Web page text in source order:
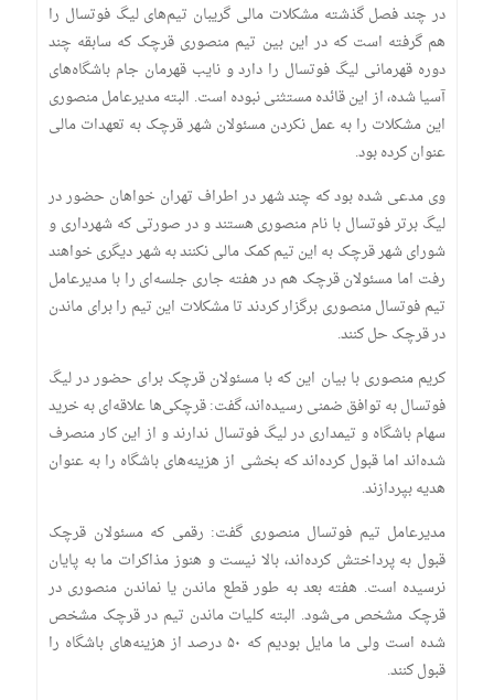
در چند فصل گذشته مشکلات مالی گریبان تیم‌های لیگ فوتسال را
هم گرفته است که در این بین تیم منصوری قرچک که سابقه چند
دوره قهرمانی لیگ فوتسال را دارد و نایب قهرمان جام باشگاه‌های
آسیا شده، از این قائده مستثنی نبوده است. البته مدیرعامل منصوری
این مشکلات را به عمل نکردن مسئولان شهر قرچک به تعهدات مالی
عنوان کرده بود.
وی مدعی شده بود که چند شهر در اطراف تهران خواهان حضور در
لیگ برتر فوتسال با نام منصوری هستند و در صورتی که شهرداری و
شورای شهر قرچک به این تیم کمک مالی نکنند به شهر دیگری خواهند
رفت اما مسئولان قرچک هم در هفته جاری جلسه‌ای را با مدیرعامل
تیم فوتسال منصوری برگزار کردند تا مشکلات این تیم را برای ماندن
در قرچک حل کنند.
کریم منصوری با بیان این که با مسئولان قرچک برای حضور در لیگ
فوتسال به توافق ضمنی رسیده‌اند، گفت: قرچکی‌ها علاقه‌ای به خرید
سهام باشگاه و تیمداری در لیگ فوتسال ندارند و از این کار منصرف
شده‌اند اما قبول کرده‌اند که بخشی از هزینه‌های باشگاه را به عنوان
هدیه بپردازند.
مدیرعامل تیم فوتسال منصوری گفت: رقمی که مسئولان قرچک
قبول به پرداختش کرده‌اند، بالا نیست و هنوز مذاکرات ما به پایان
نرسیده است. هفته بعد به طور قطع ماندن یا نماندن منصوری در
قرچک مشخص می‌شود. البته کلیات ماندن تیم در قرچک مشخص
شده است ولی ما مایل بودیم که ۵۰ درصد از هزینه‌های باشگاه را
قبول کنند.